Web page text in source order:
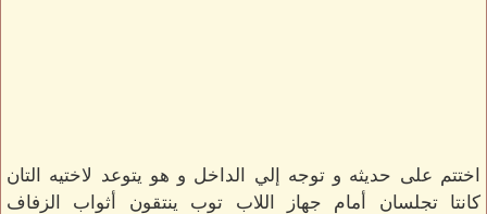
اختتم على حديثه و توجه إلي الداخل و هو يتوعد لاختيه التان
كانتا تجلسان أمام جهاز اللاب توب ينتقون أثواب الزفاف